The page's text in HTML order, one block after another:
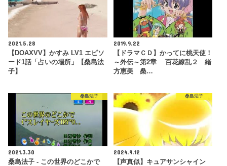
2021.5.28
【DOAXVV】かすみ LV1 エピソ
ード1話「占いの場所」【桑島法
子】
2019.9.22
【ドラマＣＤ】かってに桃天使！
～外伝～第2章 百花繚乱２ 緒
方恵美 桑…
桑島法子
2021.3.30
桑島法子 - この世界のどこかで
桑島法子
2024.9.12
【声真似】キュアサンシャイン